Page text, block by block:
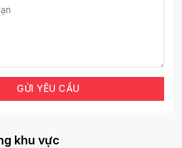
khu vực